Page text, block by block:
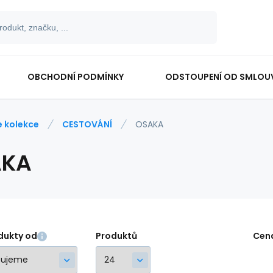
OBCHODNÍ PODMÍNKY ODSTOUPENÍ OD
kolekce CESTOVÁNÍ OSAKA
od Produktů